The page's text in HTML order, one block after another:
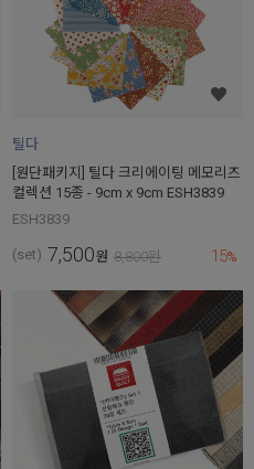
틸다
[원단패키지] 틸다 크리에이팅 메모리즈
컬렉션 15종 - 9cm x 9cm ESH3839
ESH3839
(set) 7,500원 8,800원 15%